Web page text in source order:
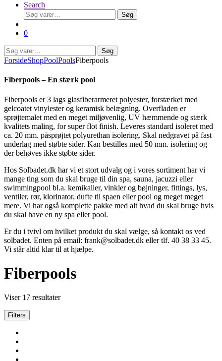
Search
Søg
efter:
Søg
0
Søg
efter:
Søg
ForsideShopPoolPoolsFiberpools
Fiberpools – En stærk pool
Fiberpools er 3 lags glasfiberarmeret polyester, forstærket med
gelcoatet vinylester og keramisk belægning. Overfladen er
sprøjtemalet med en meget miljøvenlig, UV hæmmende og stærk
kvalitets maling, for super flot finish. Leveres standard isoleret med
ca. 20 mm. påsprøjtet polyurethan isolering. Skal nedgravet på fast
underlag med støbte sider. Kan bestilles med 50 mm. isolering og
der behøves ikke støbte sider.
Hos Solbadet.dk har vi et stort udvalg og i vores sortiment har vi
mange ting som du skal bruge til din spa, sauna, jacuzzi eller
swimmingpool bl.a. kemikalier, vinkler og bøjninger, fittings, lys,
ventiler, rør, klorinator, dufte til spaen eller pool og meget meget
mere. Vi har også komplette pakke med alt hvad du skal bruge hvis
du skal have en ny spa eller pool.
Er du i tvivl om hvilket produkt du skal vælge, så kontakt os ved
solbadet. Enten på email: frank@solbadet.dk eller tlf. 40 38 33 45.
Vi står altid klar til at hjælpe.
Fiberpools
Viser 17 resultater
Filters